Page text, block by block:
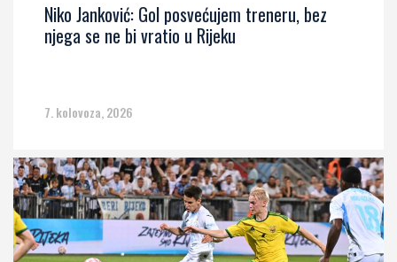
Niko Janković: Gol posvećujem treneru, bez
njega se ne bi vratio u Rijeku
7. kolovoza, 2026